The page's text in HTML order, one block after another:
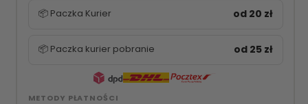
📦 Paczka Kurier od 20 zł
📦 Paczka kurier pobranie od 25 zł
METODY PŁATNOŚCI